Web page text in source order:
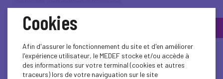
Cookies
Afin d'assurer le fonctionnement du site et d'en améliorer
l'expérience utilisateur, le MEDEF stocke et/ou accède à
des informations sur votre terminal (cookies et autres
traceurs) lors de votre naviguation sur le site